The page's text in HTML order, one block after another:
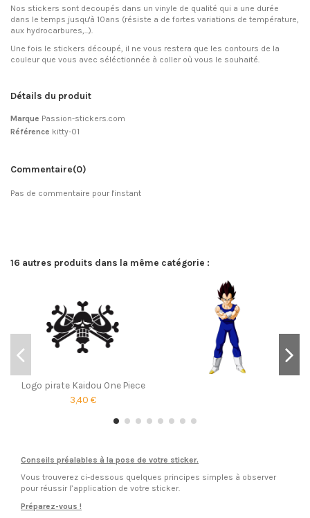
Nos stickers sont decoupés dans un vinyle de qualité qui a une durée
dans le temps jusqu'à 10ans (résiste a de fortes variations de température,
aux hydrocarbures,...).
Une fois le stickers découpé, il ne vous restera que les contours de la
couleur que vous avec séléctionnée à coller où vous le souhaité.
Détails du produit
Marque Passion-stickers.com
Référence kitty-01
Commentaire(0)
Pas de commentaire pour l'instant
16 autres produits dans la même catégorie :
Logo pirate Kaidou One Piece
3,40 €
Conseils préalables à la pose de votre sticker.
Vous trouverez ci-dessous quelques principes simples à observer
pour réussir l’application de votre sticker.
Préparez-vous !